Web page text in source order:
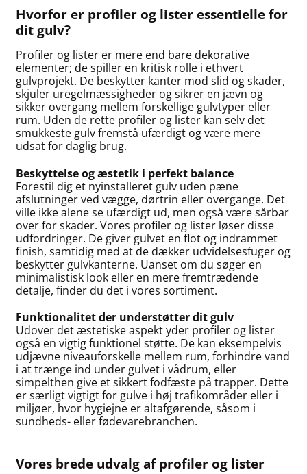
Hvorfor er profiler og lister essentielle for
dit gulv?
Profiler og lister er mere end bare dekorative
elementer; de spiller en kritisk rolle i ethvert
gulvprojekt. De beskytter kanter mod slid og skader,
skjuler uregelmæssigheder og sikrer en jævn og
sikker overgang mellem forskellige gulvtyper eller
rum. Uden de rette profiler og lister kan selv det
smukkeste gulv fremstå ufærdigt og være mere
udsat for daglig brug.
Beskyttelse og æstetik i perfekt balance
Forestil dig et nyinstalleret gulv uden pæne
afslutninger ved vægge, dørtrin eller overgange. Det
ville ikke alene se ufærdigt ud, men også være sårbar
over for skader. Vores profiler og lister løser disse
udfordringer. De giver gulvet en flot og indrammet
finish, samtidig med at de dækker udvidelsesfuger og
beskytter gulvkanterne. Uanset om du søger en
minimalistisk look eller en mere fremtrædende
detalje, finder du det i vores sortiment.
Funktionalitet der understøtter dit gulv
Udover det æstetiske aspekt yder profiler og lister
også en vigtig funktionel støtte. De kan eksempelvis
udjævne niveauforskelle mellem rum, forhindre vand
i at trænge ind under gulvet i vådrum, eller
simpelthen give et sikkert fodfæste på trapper. Dette
er særligt vigtigt for gulve i høj trafikområder eller i
miljøer, hvor hygiejne er altafgørende, såsom i
sundheds- eller fødevarebranchen.
Vores brede udvalg af profiler og lister